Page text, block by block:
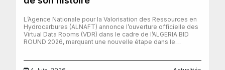
L’Agence Nationale pour la Valorisation des Ressources en
Hydrocarbures (ALNAFT) annonce l’ouverture officielle des
Virtual Data Rooms (VDR) dans le cadre de l’ALGERIA BID
ROUND 2026, marquant une nouvelle étape dans le